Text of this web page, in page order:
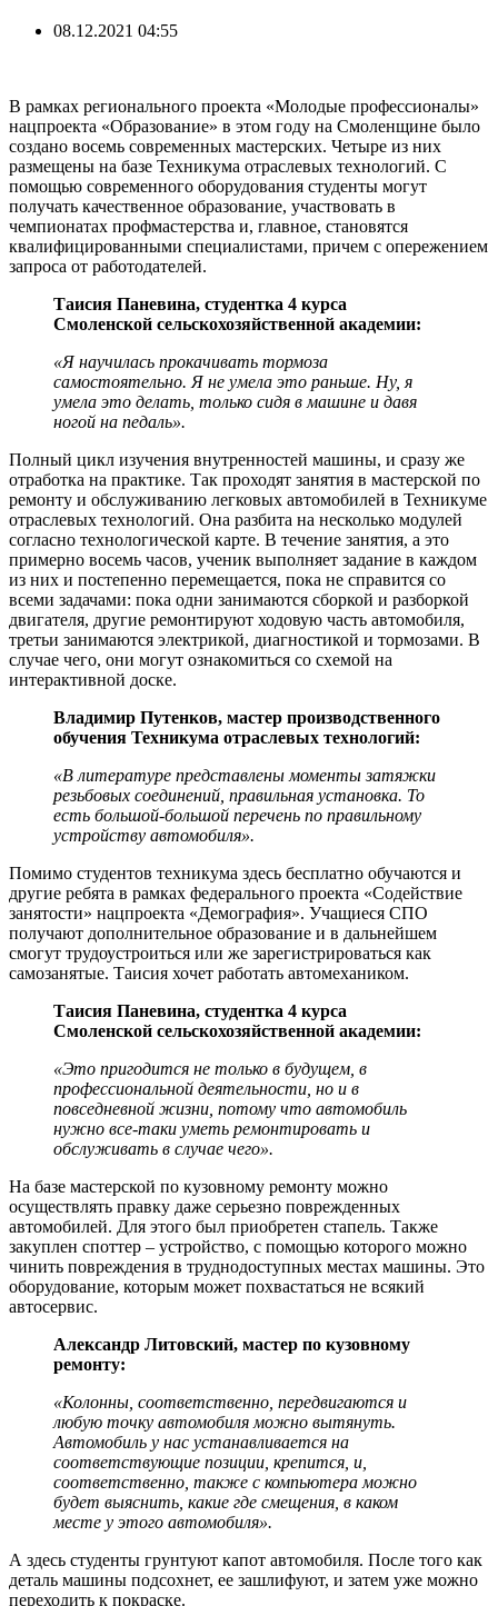
08.12.2021 04:55
В рамках регионального проекта «Молодые профессионалы»
нацпроекта «Образование» в этом году на Смоленщине было
создано восемь современных мастерских. Четыре из них
размещены на базе Техникума отраслевых технологий. С
помощью современного оборудования студенты могут
получать качественное образование, участвовать в
чемпионатах профмастерства и, главное, становятся
квалифицированными специалистами, причем с опережением
запроса от работодателей.
Таисия Паневина, студентка 4 курса
Смоленской сельскохозяйственной академии:
«Я научилась прокачивать тормоза
самостоятельно. Я не умела это раньше. Ну, я
умела это делать, только сидя в машине и давя
ногой на педаль».
Полный цикл изучения внутренностей машины, и сразу же
отработка на практике. Так проходят занятия в мастерской по
ремонту и обслуживанию легковых автомобилей в Техникуме
отраслевых технологий. Она разбита на несколько модулей
согласно технологической карте. В течение занятия, а это
примерно восемь часов, ученик выполняет задание в каждом
из них и постепенно перемещается, пока не справится со
всеми задачами: пока одни занимаются сборкой и разборкой
двигателя, другие ремонтируют ходовую часть автомобиля,
третьи занимаются электрикой, диагностикой и тормозами. В
случае чего, они могут ознакомиться со схемой на
интерактивной доске.
Владимир Путенков, мастер производственного
обучения Техникума отраслевых технологий:
«В литературе представлены моменты затяжки
резьбовых соединений, правильная установка. То
есть большой-большой перечень по правильному
устройству автомобиля».
Помимо студентов техникума здесь бесплатно обучаются и
другие ребята в рамках федерального проекта «Содействие
занятости» нацпроекта «Демография». Учащиеся СПО
получают дополнительное образование и в дальнейшем
смогут трудоустроиться или же зарегистрироваться как
самозанятые. Таисия хочет работать автомехаником.
Таисия Паневина, студентка 4 курса
Смоленской сельскохозяйственной академии:
«Это пригодится не только в будущем, в
профессиональной деятельности, но и в
повседневной жизни, потому что автомобиль
нужно все-таки уметь ремонтировать и
обслуживать в случае чего».
На базе мастерской по кузовному ремонту можно
осуществлять правку даже серьезно поврежденных
автомобилей. Для этого был приобретен стапель. Также
закуплен споттер – устройство, с помощью которого можно
чинить повреждения в труднодоступных местах машины. Это
оборудование, которым может похвастаться не всякий
автосервис.
Александр Литовский, мастер по кузовному
ремонту:
«Колонны, соответственно, передвигаются и
любую точку автомобиля можно вытянуть.
Автомобиль у нас устанавливается на
соответствующие позиции, крепится, и,
соответственно, также с компьютера можно
будет выяснить, какие где смещения, в каком
месте у этого автомобиля».
А здесь студенты грунтуют капот автомобиля. После того как
деталь машины подсохнет, ее зашлифуют, и затем уже можно
переходить к покраске.